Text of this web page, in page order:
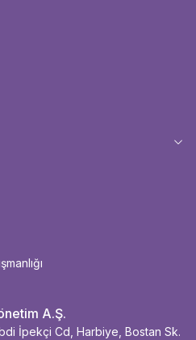
A.Ş.
İpekçi Cd, Harbiye, Bostan Sk.